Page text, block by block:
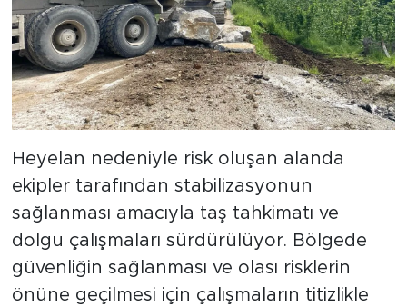
Heyelan nedeniyle risk oluşan alanda
ekipler tarafından stabilizasyonun
sağlanması amacıyla taş tahkimatı ve
dolgu çalışmaları sürdürülüyor. Bölgede
güvenliğin sağlanması ve olası risklerin
önüne geçilmesi için çalışmaların titizlikle